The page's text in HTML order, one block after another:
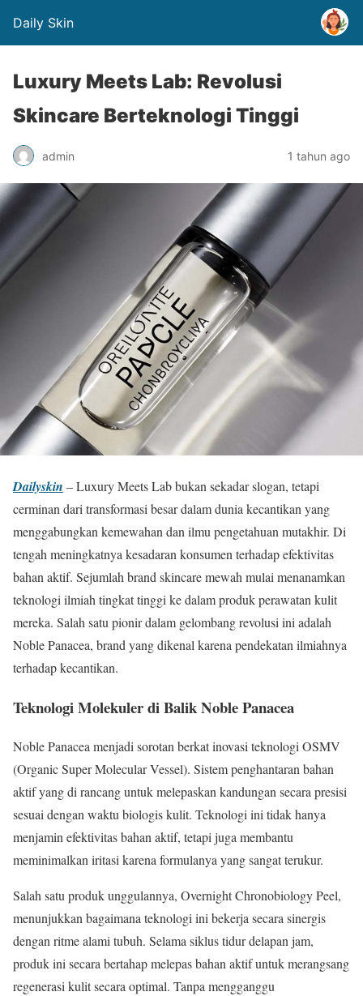
Daily Skin
Luxury Meets Lab: Revolusi
Skincare Berteknologi Tinggi
admin 1 tahun ago
Dailyskin – Luxury Meets Lab bukan sekadar slogan, tetapi
cerminan dari transformasi besar dalam dunia kecantikan yang
menggabungkan kemewahan dan ilmu pengetahuan mutakhir. Di
tengah meningkatnya kesadaran konsumen terhadap efektivitas
bahan aktif. Sejumlah brand skincare mewah mulai menanamkan
teknologi ilmiah tingkat tinggi ke dalam produk perawatan kulit
mereka. Salah satu pionir dalam gelombang revolusi ini adalah
Noble Panacea, brand yang dikenal karena pendekatan ilmiahnya
terhadap kecantikan.
Teknologi Molekuler di Balik Noble Panacea
Noble Panacea menjadi sorotan berkat inovasi teknologi OSMV
(Organic Super Molecular Vessel). Sistem penghantaran bahan
aktif yang di rancang untuk melepaskan kandungan secara presisi
sesuai dengan waktu biologis kulit. Teknologi ini tidak hanya
menjamin efektivitas bahan aktif, tetapi juga membantu
meminimalkan iritasi karena formulanya yang sangat terukur.
Salah satu produk unggulannya, Overnight Chronobiology Peel,
menunjukkan bagaimana teknologi ini bekerja secara sinergis
dengan ritme alami tubuh. Selama siklus tidur delapan jam,
produk ini secara bertahap melepas bahan aktif untuk merangsang
regenerasi kulit secara optimal. Tanpa mengganggu